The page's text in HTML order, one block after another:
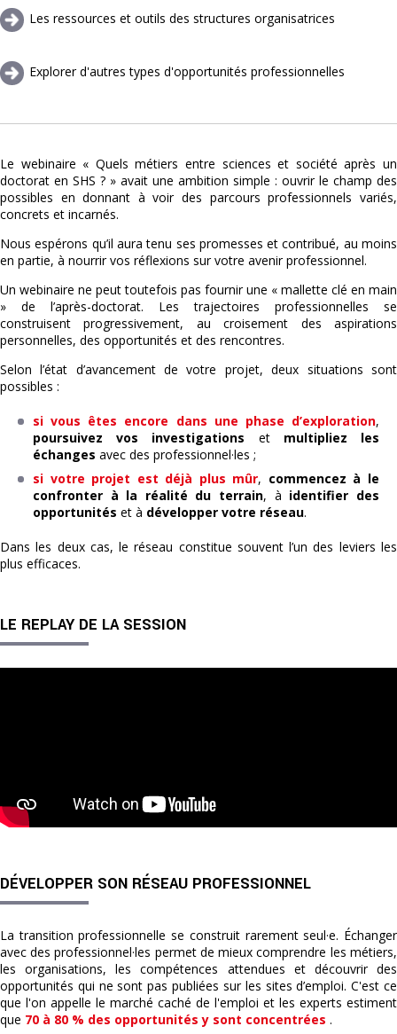
Les ressources et outils des structures organisatrices
Explorer d'autres types d'opportunités professionnelles
Le webinaire « Quels métiers entre sciences et société après un
doctorat en SHS ? » avait une ambition simple : ouvrir le champ des
possibles en donnant à voir des parcours professionnels variés,
concrets et incarnés.
Nous espérons qu’il aura tenu ses promesses et contribué, au moins
en partie, à nourrir vos réflexions sur votre avenir professionnel.
Un webinaire ne peut toutefois pas fournir une « mallette clé en main
» de l’après-doctorat. Les trajectoires professionnelles se
construisent progressivement, au croisement des aspirations
personnelles, des opportunités et des rencontres.
Selon l’état d’avancement de votre projet, deux situations sont
possibles :
si vous êtes encore dans une phase d’exploration,
poursuivez vos investigations et multipliez les
échanges avec des professionnel·les ;
si votre projet est déjà plus mûr, commencez à le
confronter à la réalité du terrain, à identifier des
opportunités et à développer votre réseau.
Dans les deux cas, le réseau constitue souvent l’un des leviers les
plus efficaces.
LE REPLAY DE LA SESSION
DÉVELOPPER SON RÉSEAU PROFESSIONNEL
La transition professionnelle se construit rarement seul·e. Échanger
avec des professionnel·les permet de mieux comprendre les métiers,
les organisations, les compétences attendues et découvrir des
opportunités qui ne sont pas publiées sur les sites d’emploi. C'est ce
que l'on appelle le marché caché de l'emploi et les experts estiment
que 70 à 80 % des opportunités y sont concentrées .